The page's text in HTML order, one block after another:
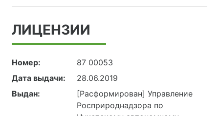
ЛИЦЕНЗИИ
Номер:
87 00053
Дата выдачи:
28.06.2019
Выдан:
[Расформирован] Управление
Росприроднадзора по